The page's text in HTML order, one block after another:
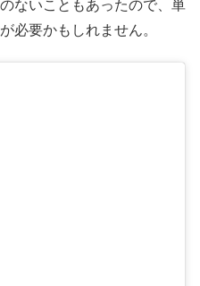
ないこともあったので、単
必要かもしれません。